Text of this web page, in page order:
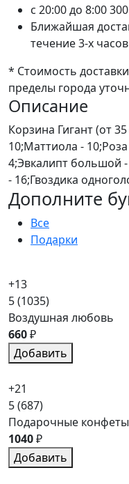
c 20:00 до 8:00
Ближайшая
течение 3-х часов
* Стоимость
пределы города
Описание
Корзина Гигант (от
10;Маттиола -
4;Эвкалипт большой
- 16;Гвоздика
Дополните
Все
Подарки
+13
5(1035)
Воздушная любовь
660₽
Добавить
+21
5(687)
Подарочные
1040₽
Добавить